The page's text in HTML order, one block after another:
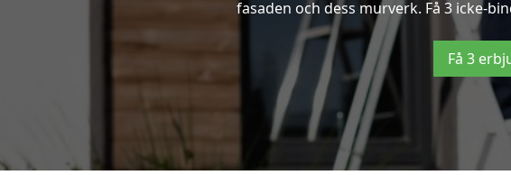
fasaden och dess murverk. Få 3 icke-
Få 3